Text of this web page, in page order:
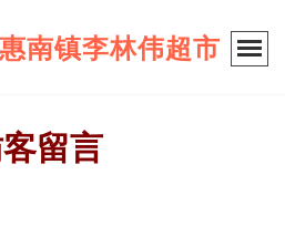
南镇李林伟超市
留言